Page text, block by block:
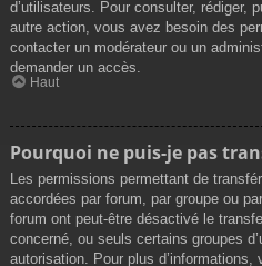
d’utilisateurs. Pour consulter, rédiger,
autre action, vous avez besoin des
contacter un modérateur ou un
demander un accès.
Haut
Pourquoi ne puis-je pas
Les permissions permettant de
accordées par forum, par groupe ou
forum ont peut-être désactivé le
concerné, ou seuls certains groupes
autorisation. Pour plus